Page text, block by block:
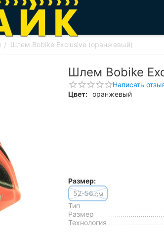
/ Шлем Bobike Exclusive (оранжевый)
Шлем Bobike
Написать
Цвет: оранжевый
Размер:
52-56см
Тип
Размер
Технология